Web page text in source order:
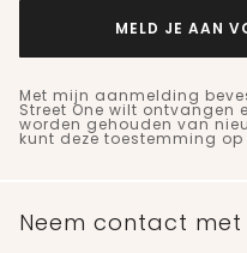
MELD JE AAN
Met mijn aanmelding
Street One wilt
worden gehouden van
kunt deze toestemming
Neem contact met